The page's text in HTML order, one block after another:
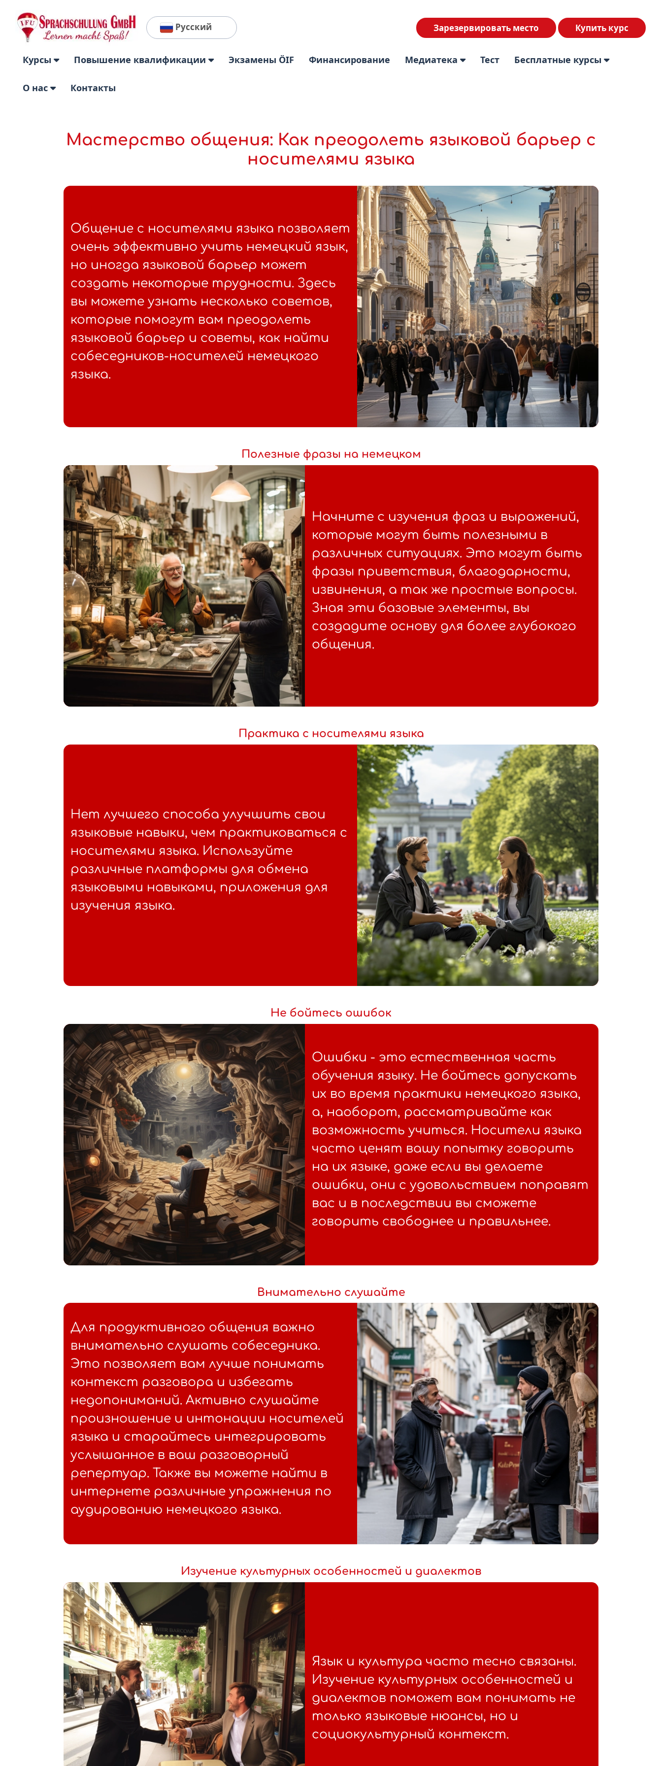
Русский Купить курс
Зарезервировать место
Курсы Повышение квалификации Экзамены ÖIF Финансирование Медиатека Тест Бесплатные курсы
О нас Контакты
Мастерство общения: Как преодолеть языковой барьер с
носителями языка
Общение с носителями языка позволяет
очень эффективно учить немецкий язык,
но иногда языковой барьер может
создать некоторые трудности. Здесь
вы можете узнать несколько советов,
которые помогут вам преодолеть
языковой барьер и советы, как найти
собеседников-носителей немецкого
языка.
Полезные фразы на немецком
Начните с изучения фраз и выражений,
которые могут быть полезными в
различных ситуациях. Это могут быть
фразы приветствия, благодарности,
извинения, а так же простые вопросы.
Зная эти базовые элементы, вы
создадите основу для более глубокого
общения.
Практика с носителями языка
Нет лучшего способа улучшить свои
языковые навыки, чем практиковаться с
носителями языка. Используйте
различные платформы для обмена
языковыми навыками, приложения для
изучения языка.
Не бойтесь ошибок
Ошибки - это естественная часть
обучения языку. Не бойтесь допускать
их во время практики немецкого языка,
а, наоборот, рассматривайте как
возможность учиться. Носители языка
часто ценят вашу попытку говорить
на их языке, даже если вы делаете
ошибки, они с удовольствием поправят
вас и в последствии вы сможете
говорить свободнее и правильнее.
Внимательно слушайте
Для продуктивного общения важно
внимательно слушать собеседника.
Это позволяет вам лучше понимать
контекст разговора и избегать
недопониманий. Активно слушайте
произношение и интонации носителей
языка и старайтесь интегрировать
услышанное в ваш разговорный
репертуар. Также вы можете найти в
интернете различные упражнения по
аудированию немецкого языка.
Изучение культурных особенностей и диалектов
Язык и культура часто тесно связаны.
Изучение культурных особенностей и
диалектов поможет вам понимать не
только языковые нюансы, но и
социокультурный контекст.